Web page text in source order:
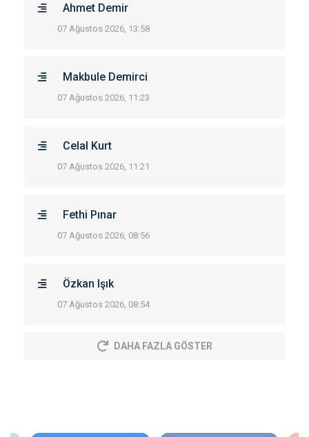
Ahmet Demir
07 Ağustos 2026, 13:58
Makbule Demirci
07 Ağustos 2026, 11:23
Celal Kurt
07 Ağustos 2026, 11:21
Fethi Pınar
07 Ağustos 2026, 08:56
Özkan Işık
07 Ağustos 2026, 08:54
DAHA FAZLA GÖSTER